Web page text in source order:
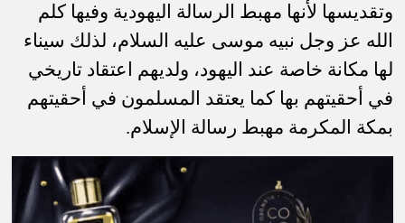
وتقديسها لأنها مهبط الرسالة اليهودية وفيها كلم
الله عز وجل نبيه موسى عليه السلام، لذلك سيناء
لها مكانة خاصة عند اليهود، ولديهم اعتقاد تاريخي
في أحقيتهم بها كما يعتقد المسلمون في أحقيتهم
بمكة المكرمة مهبط رسالة الإسلام.